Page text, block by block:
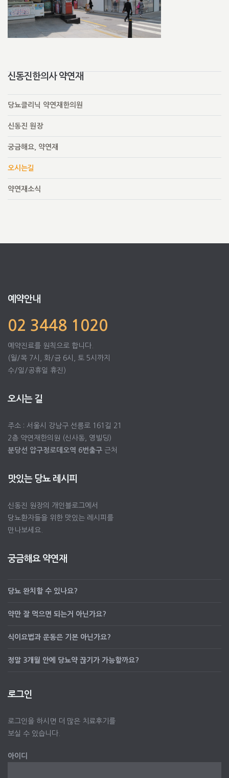
신동진한의사 약연재
당뇨클리닉 약연재한의원
신동진 원장
궁금해요, 약연재
오시는길
약연재소식
예약안내
02 3448 1020
예약진료를 원칙으로 합니다.
(월/목 7시, 화/금 6시, 토 5시까지
수/일/공휴일 휴진)
오시는 길
주소 : 서울시 강남구 선릉로 161길 21
2층 약연재한의원 (신사동, 영빌딩)
분당선 압구정로데오역 6번출구 근처
맛있는 당뇨 레시피
신동진 원장의 개인블로그에서
당뇨환자들을 위한 맛있는 레시피를
만나보세요.
궁금해요 약연재
당뇨 완치할 수 있나요?
약만 잘 먹으면 되는거 아닌가요?
식이요법과 운동은 기본 아닌가요?
정말 3개월 안에 당뇨약 끊기가 가능할까요?
로그인
로그인을 하시면 더 많은 치료후기를
보실 수 있습니다.
아이디